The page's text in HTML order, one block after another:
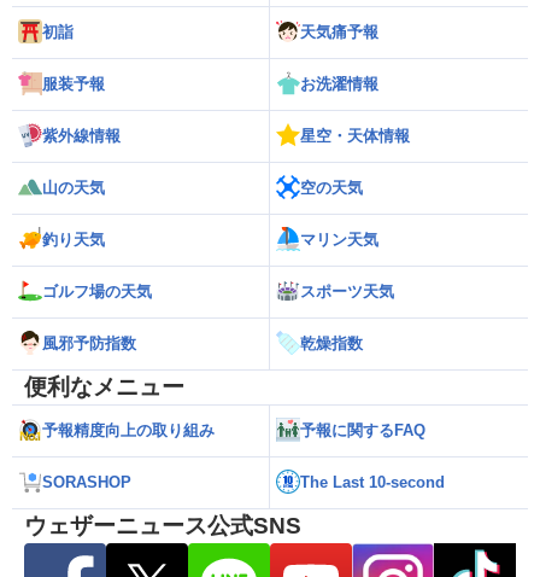
初詣 天気痛予報
服装予報 お洗濯情報
紫外線情報 星空・天体情報
山の天気 空の天気
釣り天気 マリン天気
ゴルフ場の天気 スポーツ天気
風邪予防指数 乾燥指数
便利なメニュー
予報精度向上の取り組み 予報に関するFAQ
SORASHOP The Last 10-second
ウェザーニュース公式SNS